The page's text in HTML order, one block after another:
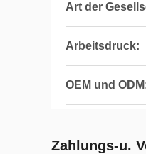
Art der
Arbeitsdruck:
OEM und
Zahlungs-u.